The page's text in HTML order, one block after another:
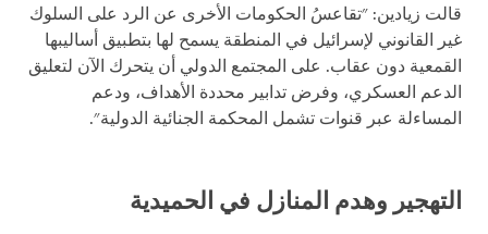
قالت زيادين: "تقاعسُ الحكومات الأخرى عن الرد على السلوك
غير القانوني لإسرائيل في المنطقة يسمح لها بتطبيق أساليبها
القمعية دون عقاب. على المجتمع الدولي أن يتحرك الآن لتعليق
الدعم العسكري، وفرض تدابير محددة الأهداف، ودعم
المساءلة عبر قنوات تشمل المحكمة الجنائية الدولية".
التهجير وهدم المنازل في الحميدية